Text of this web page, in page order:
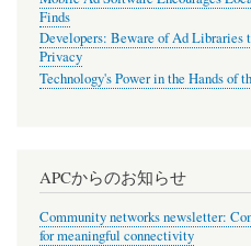
Finds
Developers: Beware of Ad Libraries
Privacy
Technology's Power in the Hands of
APCからのお知らせ
Community networks newsletter:
for meaningful connectivity